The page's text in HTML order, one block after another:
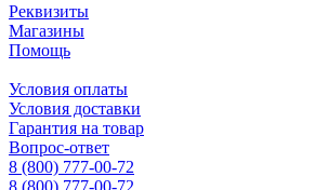
Реквизиты
Магазины
Помощь
Условия оплаты
Условия доставки
Гарантия на товар
Вопрос-ответ
8 (800) 777-00-72
8 (800) 777-00-72